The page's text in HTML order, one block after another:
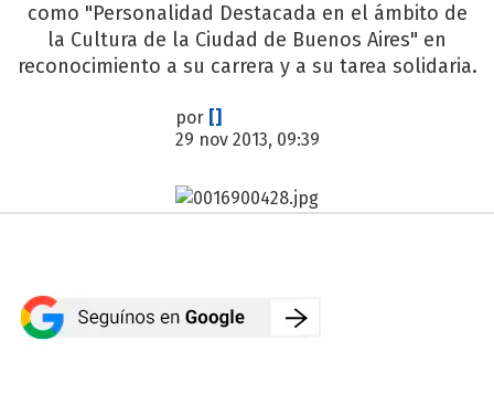
como "Personalidad Destacada en el ámbito de
la Cultura de la Ciudad de Buenos Aires" en
reconocimiento a su carrera y a su tarea solidaria.
por []
29 nov 2013, 09:39